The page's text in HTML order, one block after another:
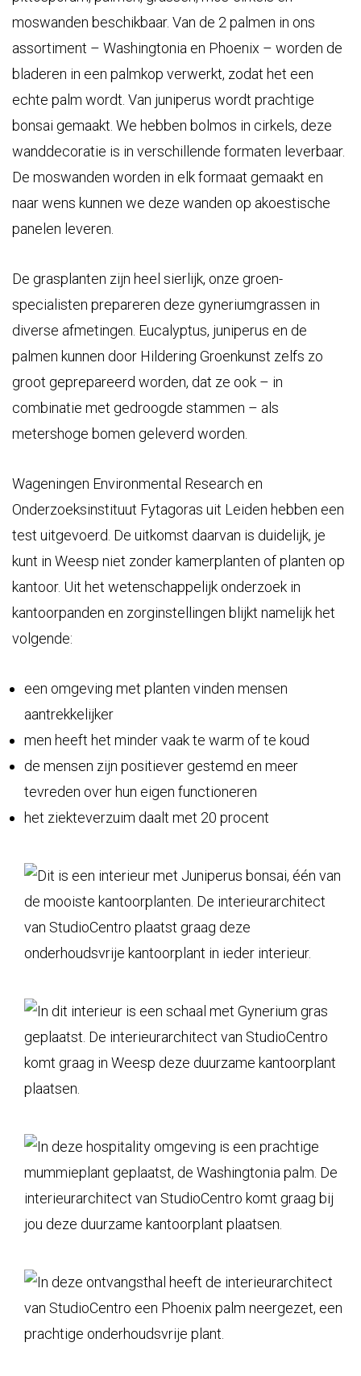
moswanden beschikbaar. Van de 2 palmen in ons
assortiment – Washingtonia en Phoenix – worden de
bladeren in een palmkop verwerkt, zodat het een
echte palm wordt. Van juniperus wordt prachtige
bonsai gemaakt. We hebben bolmos in cirkels, deze
wanddecoratie is in verschillende formaten leverbaar.
De moswanden worden in elk formaat gemaakt en
naar wens kunnen we deze wanden op akoestische
panelen leveren.
De grasplanten zijn heel sierlijk, onze groen-
specialisten prepareren deze gyneriumgrassen in
diverse afmetingen. Eucalyptus, juniperus en de
palmen kunnen door Hildering Groenkunst zelfs zo
groot geprepareerd worden, dat ze ook – in
combinatie met gedroogde stammen – als
metershoge bomen geleverd worden.
Wageningen Environmental Research en
Onderzoeksinstituut Fytagoras uit Leiden hebben een
test uitgevoerd. De uitkomst daarvan is duidelijk, je
kunt in Weesp niet zonder kamerplanten of planten op
kantoor. Uit het wetenschappelijk onderzoek in
kantoorpanden en zorginstellingen blijkt namelijk het
volgende:
een omgeving met planten vinden mensen
aantrekkelijker
men heeft het minder vaak te warm of te koud
de mensen zijn positiever gestemd en meer
tevreden over hun eigen functioneren
het ziekteverzuim daalt met 20 procent